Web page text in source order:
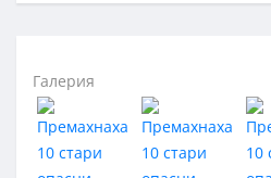
Галерия